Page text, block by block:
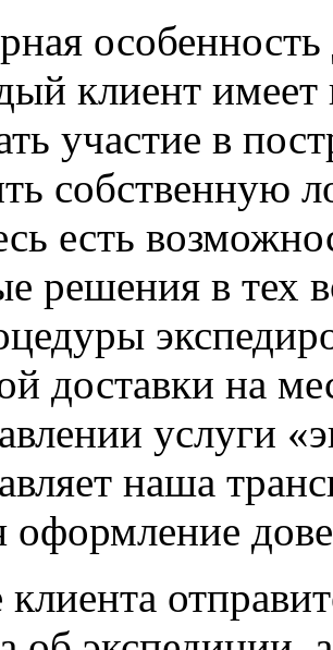
клиент имеет
участие в
собственную
есть
решения в тех
доставки на
услуги
наша
оформление
клиента